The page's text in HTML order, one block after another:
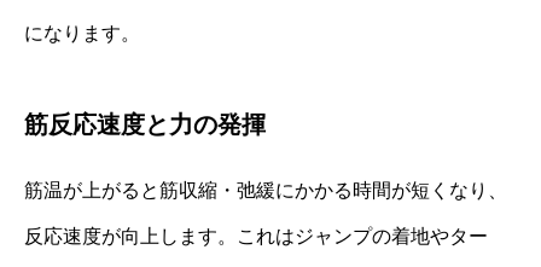
になります。
筋反応速度と力の発揮
筋温が上がると筋収縮・弛緩にかかる時間が短くなり、
反応速度が向上します。これはジャンプの着地やター